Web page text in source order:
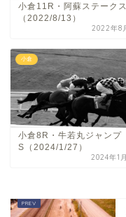
小倉11R・阿蘇ステークス
（2022/8/13）
2022年8
小倉
小倉8R・牛若丸ジャンプ
S（2024/1/27）
2024年1